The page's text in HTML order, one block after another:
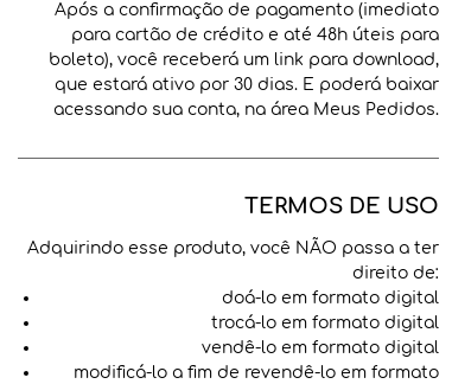
Após a confirmação de pagamento (imediato
para cartão de crédito e até 48h úteis para
boleto), você receberá um link para download,
que estará ativo por 30 dias. E poderá baixar
acessando sua conta, na área Meus Pedidos.
TERMOS DE USO
Adquirindo esse produto, você NÃO passa a ter
direito de:
doá-lo em formato digital
trocá-lo em formato digital
vendê-lo em formato digital
modificá-lo a fim de revendê-lo em formato